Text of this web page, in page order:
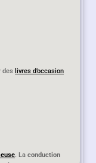
des livres d’occasion
. Laconduction
le blog